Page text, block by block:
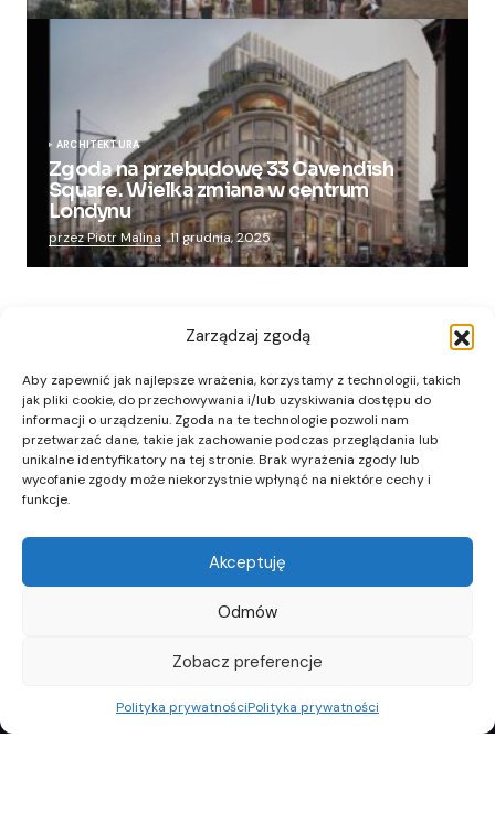
Zarządzaj zgodą
Aby zapewnić jak najlepsze wrażenia, korzystamy z technologii, takich
jak pliki cookie, do przechowywania i/lub uzyskiwania dostępu do
informacji o urządzeniu. Zgoda na te technologie pozwoli nam
przetwarzać dane, takie jak zachowanie podczas przeglądania lub
unikalne identyfikatory na tej stronie. Brak wyrażenia zgody lub
wycofanie zgody może niekorzystnie wpłynąć na niektóre cechy i
funkcje.
Akceptuję
Odmów
Zobacz preferencje
Polityka prywatnościPolityka prywatności
ARCHITEKTURA
Zgoda na przebudowę 33 Cavendish
Square. Wielka zmiana w centrum
Londynu
przez Piotr Malina 11 grudnia, 2025